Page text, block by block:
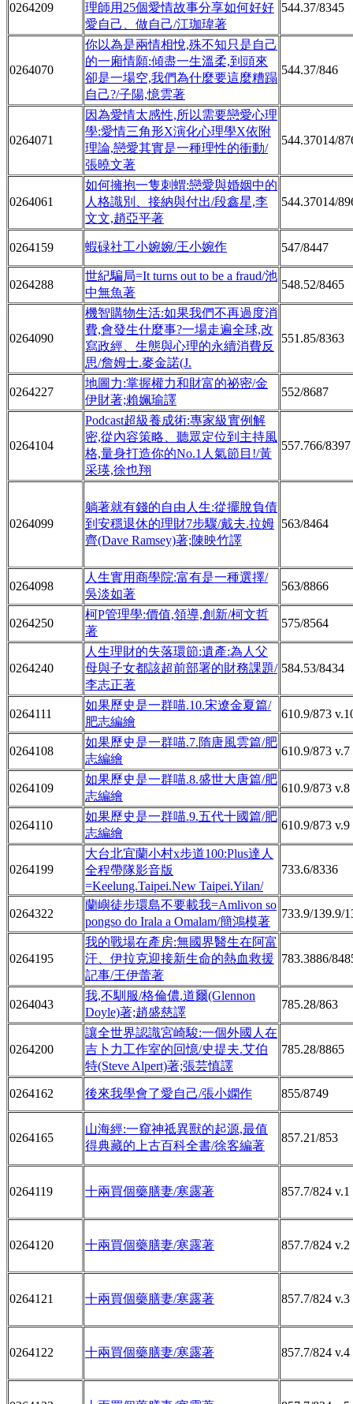
0264209
理師用25個愛情故事分享如何好好
愛自己、做自己/江珈瑋著
544.37/8345
0264070
你以為是兩情相悅,殊不知只是自己
的一廂情願:傾盡一生溫柔,到頭來
卻是一場空,我們為什麼要這麼糟蹋
自己?/子陽,憶雲著
544.37/846
0264071
因為愛情太感性,所以需要戀愛心理
學:愛情三角形X演化心理學X依附
理論,戀愛其實是一種理性的衝動/
張曉文著
544.37014/
0264061
如何擁抱一隻刺蝟:戀愛與婚姻中的
人格識別、接納與付出/段鑫星,李
文文,趙亞平著
544.37014/
0264159 蝦碌社工小婉婉/王小婉作 547/8447
0264288
世紀騙局=It turns out to be a fraud/池
中無魚著
548.52/8465
0264090
機智購物生活:如果我們不再過度消
費,會發生什麼事?一場走遍全球,改
寫政經、生態與心理的永續消費反
思/詹姆士.麥金諾(J.
551.85/8363
0264227
地圖力:掌握權力和財富的祕密/金
伊財著;賴姵瑜譯
552/8687
0264104
Podcast超級養成術:專家級實例解
密,從內容策略、聽眾定位到主持風
格,量身打造你的No.1人氣節目!/黃
采瑛,徐也翔
557.766/8397
0264099
躺著就有錢的自由人生:從擺脫負債
到安穩退休的理財7步驟/戴夫.拉姆
齊(Dave Ramsey)著;陳映竹譯
563/8464
0264098
人生實用商學院:富有是一種選擇/
吳淡如著
563/8866
0264250
柯P管理學:價值,領導,創新/柯文哲
著
575/8564
0264240
人生理財的失落環節:遺產:為人父
母與子女都該超前部署的財務課題/
李志正著
584.53/8434
0264111
如果歷史是一群喵.10.宋遼金夏篇/
肥志編繪
610.9/873
0264108
如果歷史是一群喵.7.隋唐風雲篇/肥
志編繪
610.9/873 v.7
0264109
如果歷史是一群喵.8.盛世大唐篇/肥
志編繪
610.9/873 v.8
0264110
如果歷史是一群喵.9.五代十國篇/肥
志編繪
610.9/873 v.9
0264199
大台北宜蘭小村x步道100:Plus達人
全程帶隊影音版
=Keelung.Taipei.New Taipei.Yilan/
733.6/8336
0264322
蘭嶼徒步環島不要載我=Amlivon so
pongso do Irala a Omalam/簡鴻模著
733.9/139.9/
0264195
我的戰場在產房:無國界醫生在阿富
汗、伊拉克迎接新生命的熱血救援
記事/王伊蕾著
783.3886/
0264043
我,不馴服/格倫儂.道爾(Glennon
Doyle)著;趙盛慈譯
785.28/863
0264200
讓全世界認識宮崎駿:一個外國人在
吉卜力工作室的回憶/史提夫.艾伯
特(Steve Alpert)著;張芸慎譯
785.28/8865
0264162 後來我學會了愛自己/張小嫻作 855/8749
0264165
山海經:一窺神祗異獸的起源,最值
得典藏的上古百科全書/徐客編著
857.21/853
0264119 十兩買個藥膳妻/寒露著 857.7/824 v.1
0264120 十兩買個藥膳妻/寒露著 857.7/824 v.2
0264121 十兩買個藥膳妻/寒露著 857.7/824 v.3
0264122 十兩買個藥膳妻/寒露著 857.7/824 v.4